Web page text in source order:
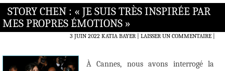
STORY CHEN : « JE SUIS TRÈS INSPIRÉE PAR
MES PROPRES ÉMOTIONS »
3 JUIN 2022 KATIA BAYER LAISSER UN COMMENTAIRE|
À Cannes, nous avons interrogé la